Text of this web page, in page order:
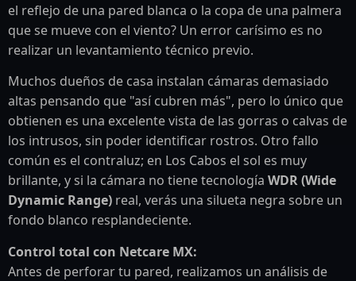
el reflejo de una pared blanca o la copa de una palmera
que se mueve con el viento? Un error carísimo es no
realizar un levantamiento técnico previo.
Muchos dueños de casa instalan cámaras demasiado
altas pensando que "así cubren más", pero lo único que
obtienen es una excelente vista de las gorras o calvas de
los intrusos, sin poder identificar rostros. Otro fallo
común es el contraluz; en Los Cabos el sol es muy
brillante, y si la cámara no tiene tecnología WDR (Wide
Dynamic Range) real, verás una silueta negra sobre un
fondo blanco resplandeciente.
Control total con Netcare MX:
Antes de perforar tu pared, realizamos un análisis de